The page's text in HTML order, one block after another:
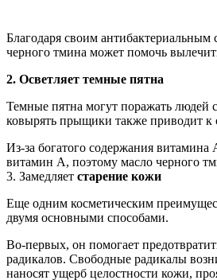
Благодаря своим
черного тмина может помочь
2. Осветляет темные пятна
Темные пятна могут поражать людей
ковырять прыщики также приводит
Из-за богатого содержания
витамин А, поэтому масло черного
3. Замедляет старение кожи
Еще одним косметическим
двумя основными способами.
Во-первых, он помогает
радикалов. Свободные радикалы
наносят ущерб целостности кожи,